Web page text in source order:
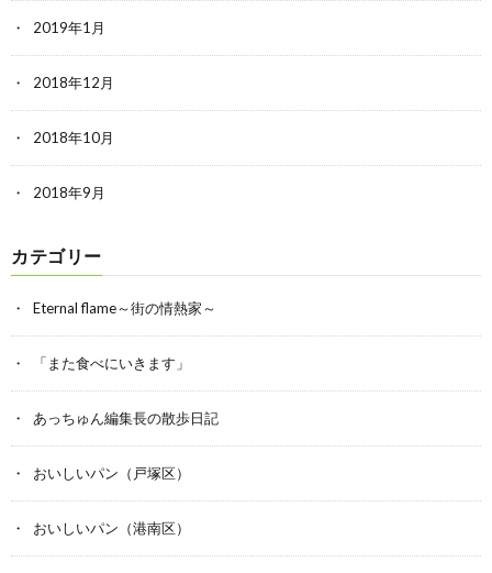
2019年1月
2018年12月
2018年10月
2018年9月
カテゴリー
Eternal flame～街の情熱家～
「また食べにいきます」
あっちゅん編集長の散歩日記
おいしいパン（戸塚区）
おいしいパン（港南区）